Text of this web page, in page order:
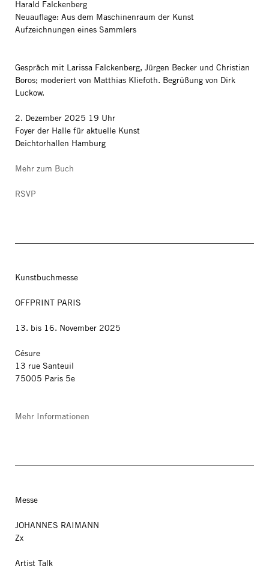
Harald Falckenberg
Neuauflage: Aus dem Maschinenraum der Kunst
Aufzeichnungen eines Sammlers
Gespräch mit Larissa Falckenberg, Jürgen Becker und Christian
Boros; moderiert von Matthias Kliefoth. Begrüßung von Dirk
Luckow.
2. Dezember 2025 19 Uhr
Foyer der Halle für aktuelle Kunst
Deichtorhallen Hamburg
Mehr zum Buch
RSVP
Kunstbuchmesse
OFFPRINT PARIS
13. bis 16. November 2025
Césure
13 rue Santeuil
75005 Paris 5e
Mehr Informationen
Messe
JOHANNES RAIMANN
Zx
Artist Talk